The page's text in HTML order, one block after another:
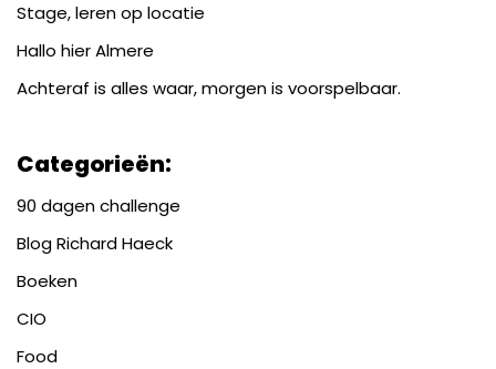
Stage, leren op locatie
Hallo hier Almere
Achteraf is alles waar, morgen is voorspelbaar.
Categorieën:
90 dagen challenge
Blog Richard Haeck
Boeken
CIO
Food